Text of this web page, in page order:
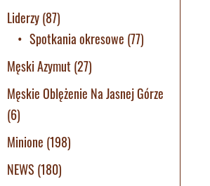
Liderzy(87)
Spotkania okresowe (77)
Męski Azymut (27)
Męskie Oblężenie Na Jasnej Górze
(6)
Minione (198)
NEWS (180)